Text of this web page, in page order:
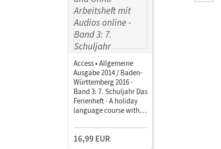
Access • Allgemeine
Ausgabe 2014 / Baden-
Württemberg 2016 ·
Band 3: 7. Schuljahr Das
Ferienheft · A holiday
language course with
Arbeitsheft mit Audios
online
16,99 EUR